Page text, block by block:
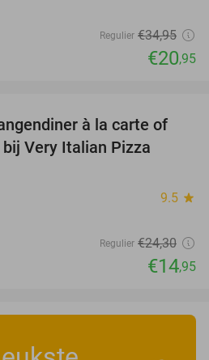
Regulier €34,95
€20,95
38%
à la carte of
Very Italian Pizza
9.5 star
Regulier €24,30
€14,95